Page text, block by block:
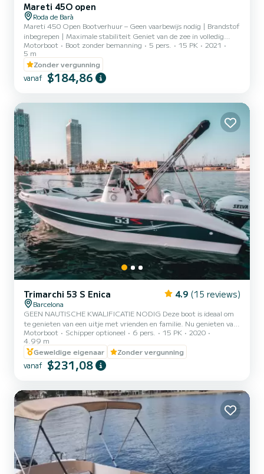
Mareti 45O open
Roda de Barà
Mareti 450 Open Bootverhuur – Geen vaarbewijs nodig | Brandstof
inbegrepen | Maximale stabiliteit Geniet van de zee in volledig
comfort, veiligheid en ontspanning met onze Mareti 450 Open.
Een moderne en zeer stabiele boot die geen vaarbewijs vereist,
ideaal voor beginners en voor iedereen die wil ontspannen en
genieten van een perfecte dag op het water. Deze boot is gebouwd
in 2021 en heeft een lengte van 5 meter en een breedte van 2
Motorboot Boot zonder bemanning 5 pers. 15 PK
2021
5 m
Zonder vergunning
vanaf $184,86
Trimarchi 53 S Enica 4.9 (15 reviews)
Barcelona
GEEN NAUTISCHE KWALIFICATIE NODIG Deze boot is ideaal om
te genieten van een uitje met vrienden en familie. Nu genieten van
de zomer en vrijheid is iets onverslaanbaars. Geniet van de zee, de
zomer en het gezelschap met onze titelloze boot. Let op: Voor
uitzonderlijke schoonmaakbeurten kunnen kosten in rekening
worden gebracht. Het is belangrijk dat zij de boot schoon
opleveren. ------------------------- - Bij slecht weer: regen meer dan
Motorboot Schipper optioneel 6 pers. 15 PK
2020
4.99 m
Geweldige eigenaar
Zonder vergunning
vanaf $231,08